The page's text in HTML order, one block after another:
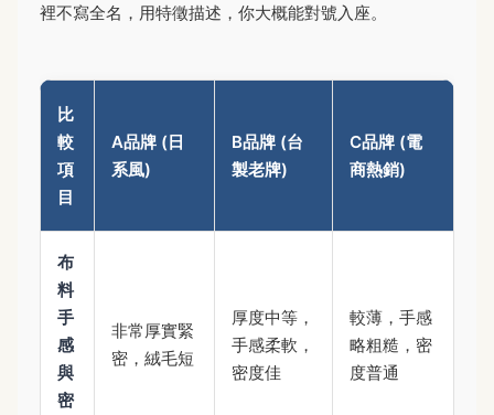
裡不寫全名，用特徵描述，你大概能對號入座。
比
較
項
目
A品牌 (日
系風)
B品牌 (台
製老牌)
C品牌 (電
商熱銷)
布
料
手
感
與
密
非常厚實緊
密，絨毛短
厚度中等，
手感柔軟，
密度佳
較薄，手感
略粗糙，密
度普通